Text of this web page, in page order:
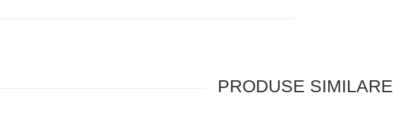
PRODUSE SIMILARE